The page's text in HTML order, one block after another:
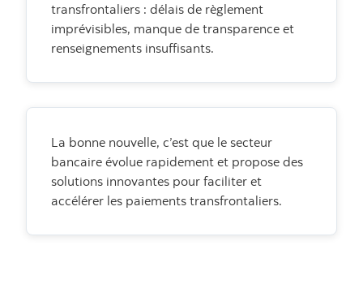
transfrontaliers : délais de règlement
imprévisibles, manque de transparence et
renseignements insuffisants.
La bonne nouvelle, c’est que le secteur
bancaire évolue rapidement et propose des
solutions innovantes pour faciliter et
accélérer les paiements transfrontaliers.